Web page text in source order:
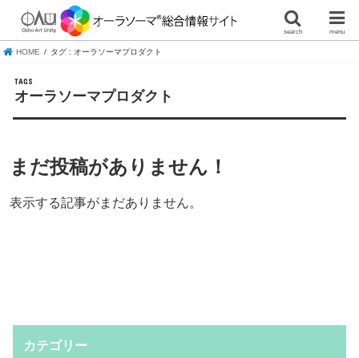
search menu
HOME タグ : オーラソーマプロダクト
オーラソーマプロダクト
まだ投稿がありません！
表示する記事がまだありません。
カテゴリー